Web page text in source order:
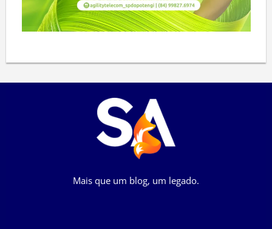
Mais que um blog, um legado.